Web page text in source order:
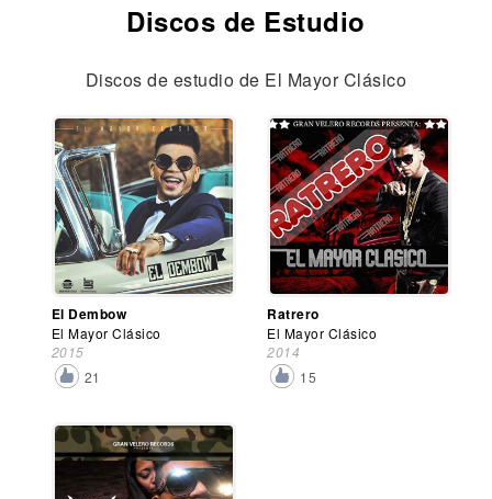
Discos de Estudio
Discos de estudio de El Mayor Clásico
El Dembow
El Mayor Clásico
2015
21
Ratrero
El Mayor Clásico
2014
15